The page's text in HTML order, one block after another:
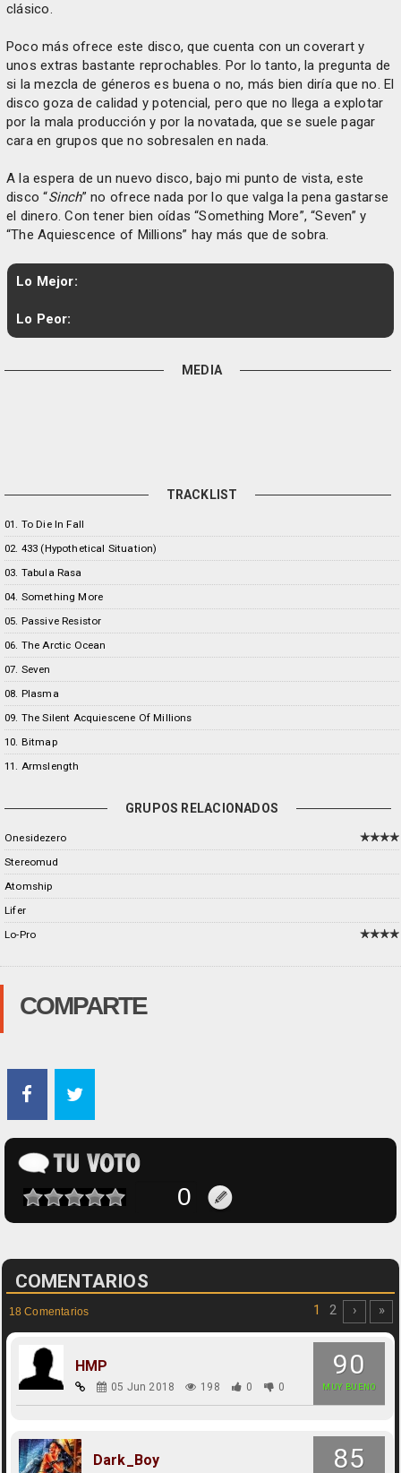
clásico.
Poco más ofrece este disco, que cuenta con un coverart y
unos extras bastante reprochables. Por lo tanto, la pregunta de
si la mezcla de géneros es buena o no, más bien diría que no. El
disco goza de calidad y potencial, pero que no llega a explotar
por la mala producción y por la novatada, que se suele pagar
cara en grupos que no sobresalen en nada.
A la espera de un nuevo disco, bajo mi punto de vista, este
disco “Sinch” no ofrece nada por lo que valga la pena gastarse
el dinero. Con tener bien oídas “Something More”, “Seven” y
“The Aquiescence of Millions” hay más que de sobra.
Lo Mejor:
Lo Peor:
MEDIA
TRACKLIST
01. To Die In Fall
02. 433 (Hypothetical Situation)
03. Tabula Rasa
04. Something More
05. Passive Resistor
06. The Arctic Ocean
07. Seven
08. Plasma
09. The Silent Acquiescene Of Millions
10. Bitmap
11. Armslength
GRUPOS RELACIONADOS
Onesidezero
Stereomud
Atomship
Lifer
Lo-Pro
COMPARTE
COMENTARIOS
18 Comentarios 1 2 › »
90
MUY BUENO
HMP
05 Jun 2018 198 0 0
85
Dark_Boy